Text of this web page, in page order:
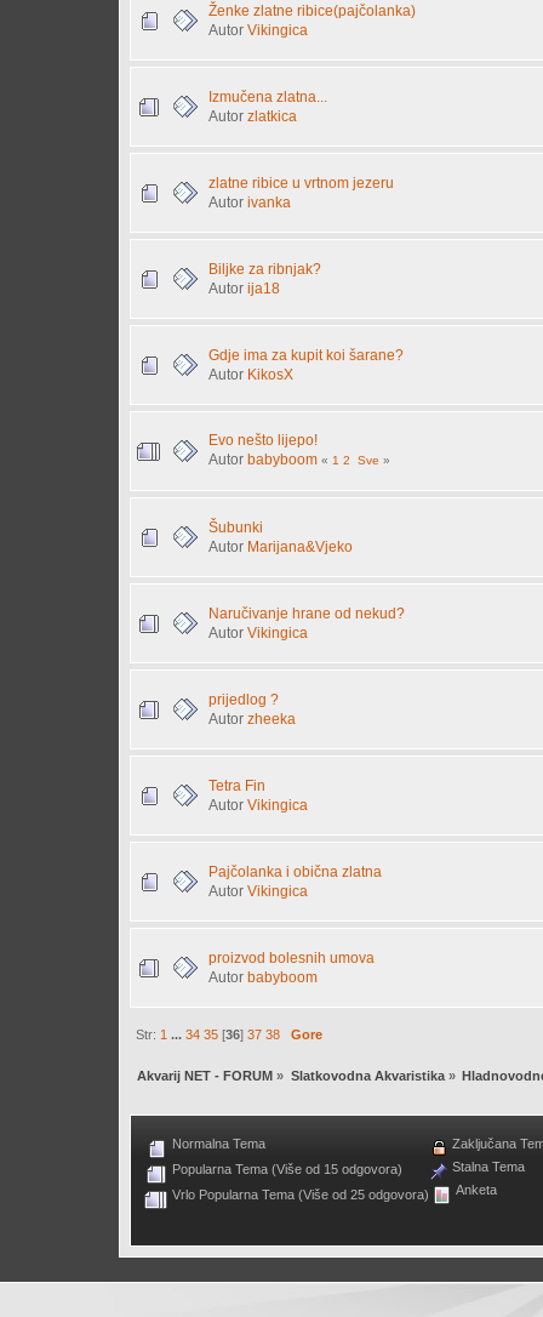
Ženke zlatne ribice(pajčolanka)
Autor Vikingica
Izmučena zlatna...
Autor zlatkica
zlatne ribice u vrtnom jezeru
Autor ivanka
Biljke za ribnjak?
Autor ija18
Gdje ima za kupit koi šarane?
Autor KikosX
Evo nešto lijepo!
Autor babyboom « 1 2 Sve »
Šubunki
Autor Marijana&Vjeko
Naručivanje hrane od nekud?
Autor Vikingica
prijedlog ?
Autor zheeka
Tetra Fin
Autor Vikingica
Pajčolanka i obična zlatna
Autor Vikingica
proizvod bolesnih umova
Autor babyboom
Str: 1 ...34 35 [36]37 38 Gore
Akvarij NET - FORUM » Slatkovodna Akvaristika»
Normalna Tema
Popularna Tema (Više od 15 odgovora)
Vrlo Popularna Tema (Više od 25 odgovora)
Zaključana
Stalna Tema
Anketa